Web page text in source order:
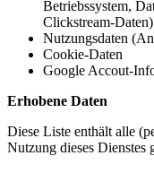
Betriebssystem,
Clickstream-Daten)
Nutzungsdaten
Cookie-Daten
Google Accout-
Erhobene Daten
Diese Liste enthält alle
Nutzung dieses Dienstes